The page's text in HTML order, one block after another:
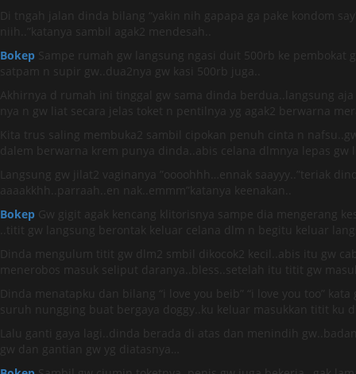
Di tngah jalan dinda bilang “yakin nih gapapa ga pake kondom
niih..”katanya sambil agak2 mendesah..
Bokep Sampe rumah gw langsung ngasi duit 500rb ke
satpam n supir gw..dua2nya gw kasi 500rb juga..
Akhirnya d rumah ini tinggal gw sama dinda berdua..langsung
nya n gw liat secara jelas toket n pentilnya yg agak2 berwarna
Kita trus saling membuka2 sambil cipokan penuh cinta n
dalem berwarna krem punya dinda..abis celana dlmnya lepas
Langsung gw jilat2 vaginanya ”oooohhh…ennak saayyy..”teriak
aaaakkhh..parraah..en nak..emmm”katanya keenakan..
Bokep Gw gigit agak kencang klitorisnya sampe dia mengerang
..titit gw langsung berontak keluar celana dlm n begitu keluar
Dinda mengulum titit gw dlm2 smbil dikocok2 kecil..abis itu gw
menerobos masuk seliput daranya..bless..setelah itu titit gw
Dinda menatapku dan bilang “i love you beib” “i love you too”
suruh nungging buat bergaya doggy..ku keluar masukkan titit ku di
Lalu ganti gaya lagi..dinda berada di atas dan menindih
gw dan gantian gw yg diatasnya…